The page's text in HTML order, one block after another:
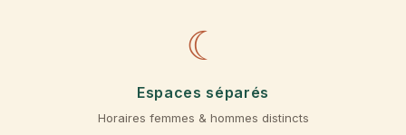
☾
Espaces séparés
Horaires femmes & hommes distincts